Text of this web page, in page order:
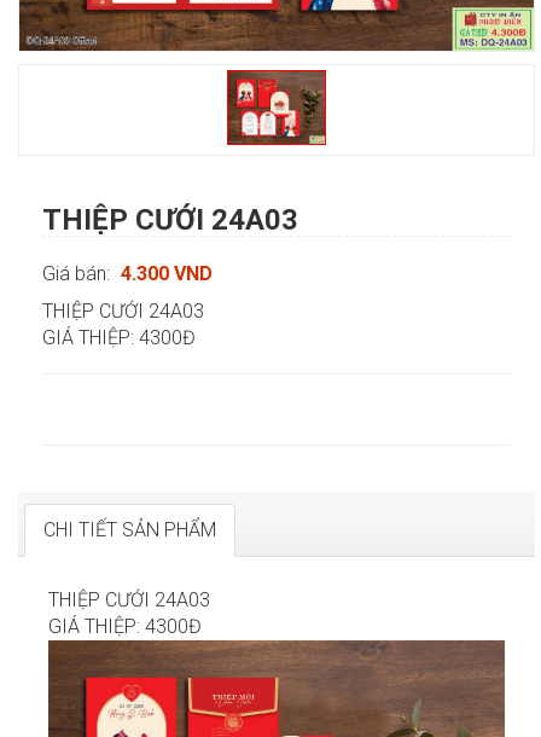
THIỆP CƯỚI 24A03
Giá bán: 4.300 VND
THIỆP CƯỚI 24A03
GIÁ THIỆP: 4300Đ
CHI TIẾT SẢN PHẨM
THIỆP CƯỚI 24A03
GIÁ THIỆP: 4300Đ